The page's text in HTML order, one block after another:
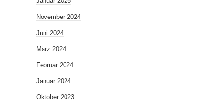
November 2024
Juni 2024
März 2024
Februar 2024
Januar 2024
Oktober 2023